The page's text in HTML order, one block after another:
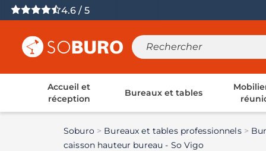
4.6 / 5
Accueil et
réception
Bureaux et tables
Soburo Bureaux et tables professionnels
caisson hauteur bureau - So Vigo